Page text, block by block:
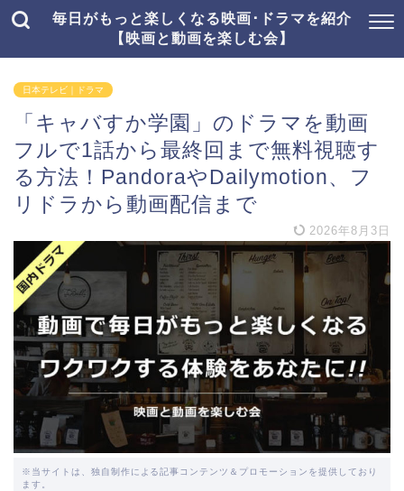
毎日がもっと楽しくなる映画･ドラマを紹介
【映画と動画を楽しむ会】
日本テレビ｜ドラマ
「キャバすか学園」のドラマを動画
フルで1話から最終回まで無料視聴す
る方法！PandoraやDailymotion、フ
リドラから動画配信まで
2026年8月3日
※当サイトは、独自制作による記事コンテンツ＆プロモーションを提供しており
ます。